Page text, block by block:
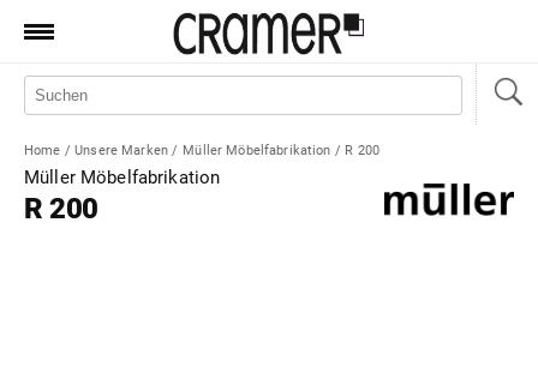
Produkte
Manufaktur
Aktionen
Home / Unsere Marken / Müller Möbelfabrikation / R 200
Müller Möbelfabrikation
R 200